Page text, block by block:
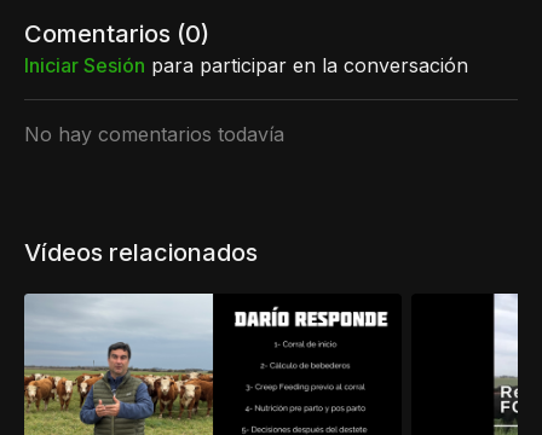
Comentarios (0)
Iniciar Sesión para participar en la conversación
No hay comentarios todavía
Vídeos relacionados